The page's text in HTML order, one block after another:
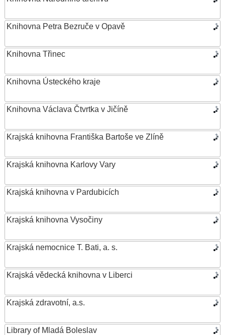
Knihovna Petra Bezruče v Opavě
Knihovna Třinec
Knihovna Ústeckého kraje
Knihovna Václava Čtvrtka v Jičíně
Krajská knihovna Františka Bartoše ve Zlíně
Krajská knihovna Karlovy Vary
Krajská knihovna v Pardubicích
Krajská knihovna Vysočiny
Krajská nemocnice T. Bati, a. s.
Krajská vědecká knihovna v Liberci
Krajská zdravotní, a.s.
Library of Mladá Boleslav